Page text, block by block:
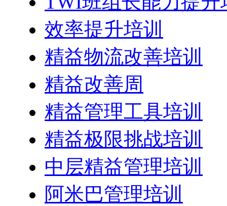
效率提升培训
精益物流改善培训
精益改善周
精益管理工具培训
精益极限挑战培训
中层精益管理培训
阿米巴管理培训